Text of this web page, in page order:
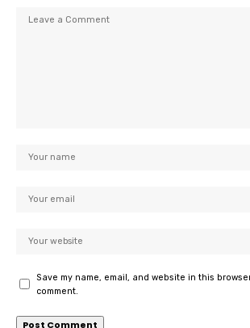
Save my name, email, and website in this
comment.